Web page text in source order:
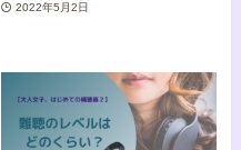
2022年5月2日